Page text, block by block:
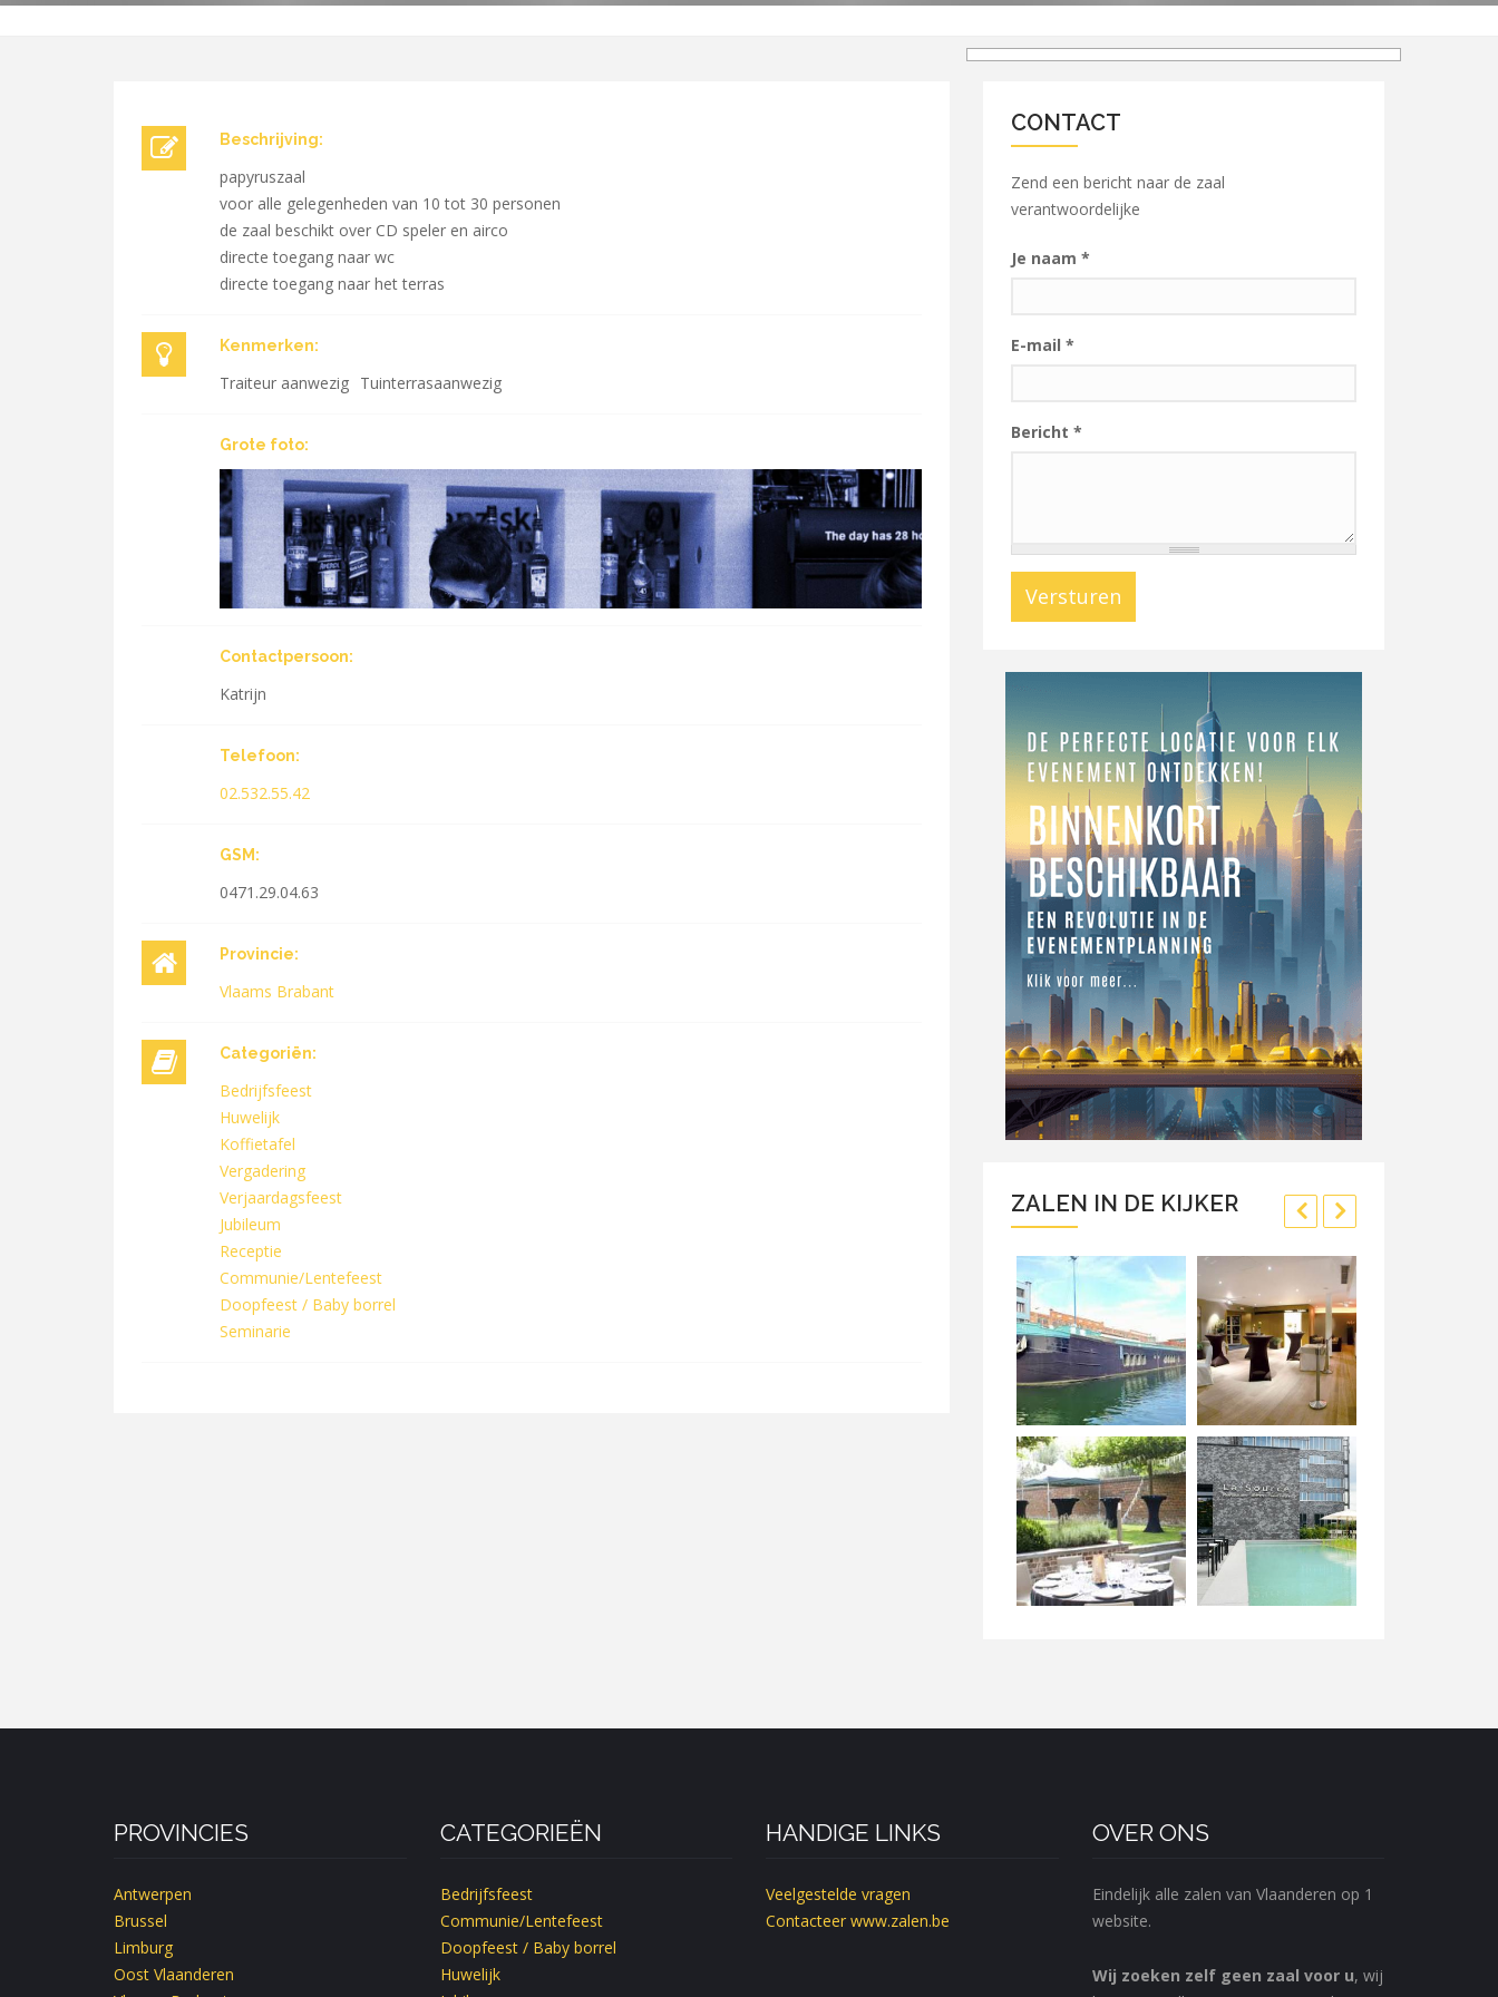
Beschrijving:
papyruszaal
voor alle gelegenheden van 10 tot 30 personen
de zaal beschikt over CD speler en airco
directe toegang naar wc
directe toegang naar het terras
Kenmerken:
Traiteur aanwezig Tuinterrasaanwezig
Grote foto:
Contactpersoon:
Katrijn
Telefoon:
02.532.55.42
GSM:
0471.29.04.63
Provincie:
Vlaams Brabant
Categoriën:
Bedrijfsfeest
Huwelijk
Koffietafel
Vergadering
Verjaardagsfeest
Jubileum
Receptie
Communie/Lentefeest
Doopfeest / Baby borrel
Seminarie
CONTACT
Zend een bericht naar de zaal
verantwoordelijke
Je naam *
E-mail *
Bericht *
Versturen
ZALEN IN DE KIJKER
PROVINCIES
Antwerpen
Brussel
Limburg
Oost Vlaanderen
CATEGORIEËN
Bedrijfsfeest
Communie/Lentefeest
Doopfeest / Baby borrel
Huwelijk
HANDIGE LINKS
Veelgestelde vragen
Contacteer www.zalen.be
OVER ONS
Eindelijk alle zalen van Vlaanderen op 1
website.
Wij zoeken zelf geen zaal voor u, wij